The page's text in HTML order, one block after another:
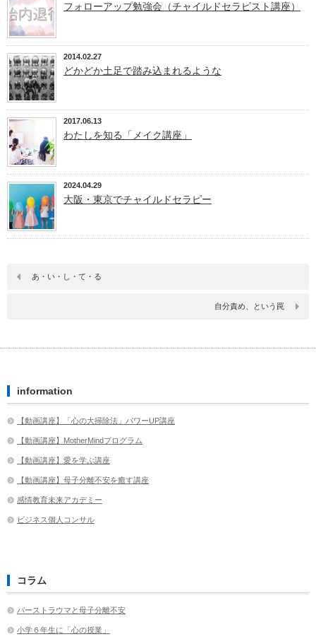
フォローアップ勉強会（チャイルドセラピスト講座）
2014.02.27
どかどか土足で踏み込まれるような
2017.06.13
わたしを知る「メイク講座」
2024.04.29
大阪・東京でチャイルドセラピー
あ・い・し・て・る
自分責め、という罠
information
【動画講座】「心の大掃除法」パワーUP講座
【動画講座】MotherMindプログラム
【動画講座】愛を学ぶ講座
【動画講座】母子分離不安を癒す講座
感情教育未来アカデミー
ビジネス個人コンサル
コラム
バーストラウマと母子分離不安
小学６年生に「心の授業」